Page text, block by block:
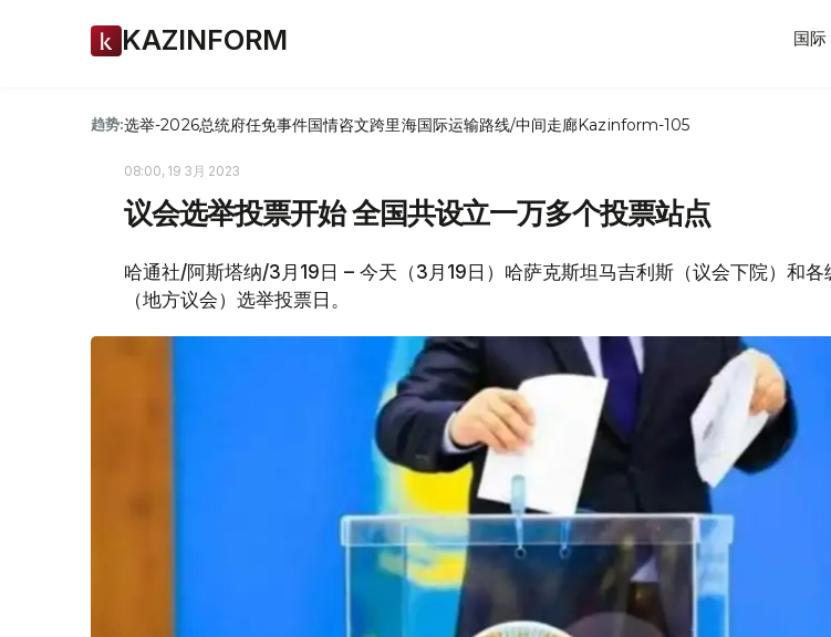
KAZINFORM 国际
趋势:选举-2026总统府任免事件国情咨文跨里海国际运输路线/中间走廊Kazinform-105
08:00, 19 3月 2023
议会选举投票开始 全国共设立一万多个投票站点
哈通社/阿斯塔纳/3月19日 – 今天（3月19日）哈萨克斯坦马吉利斯（议会下院）和各
（地方议会）选举投票日。